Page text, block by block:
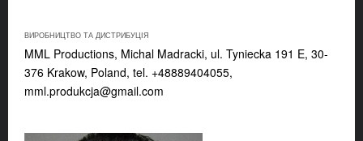
ВИРОБНИЦТВО ТА ДИСТРИБУЦІЯ
MML Productions, Michal Madracki, ul. Tyniecka 191 E, 30-
376 Krakow, Poland, tel. +48889404055,
mml.produkcja@gmail.com